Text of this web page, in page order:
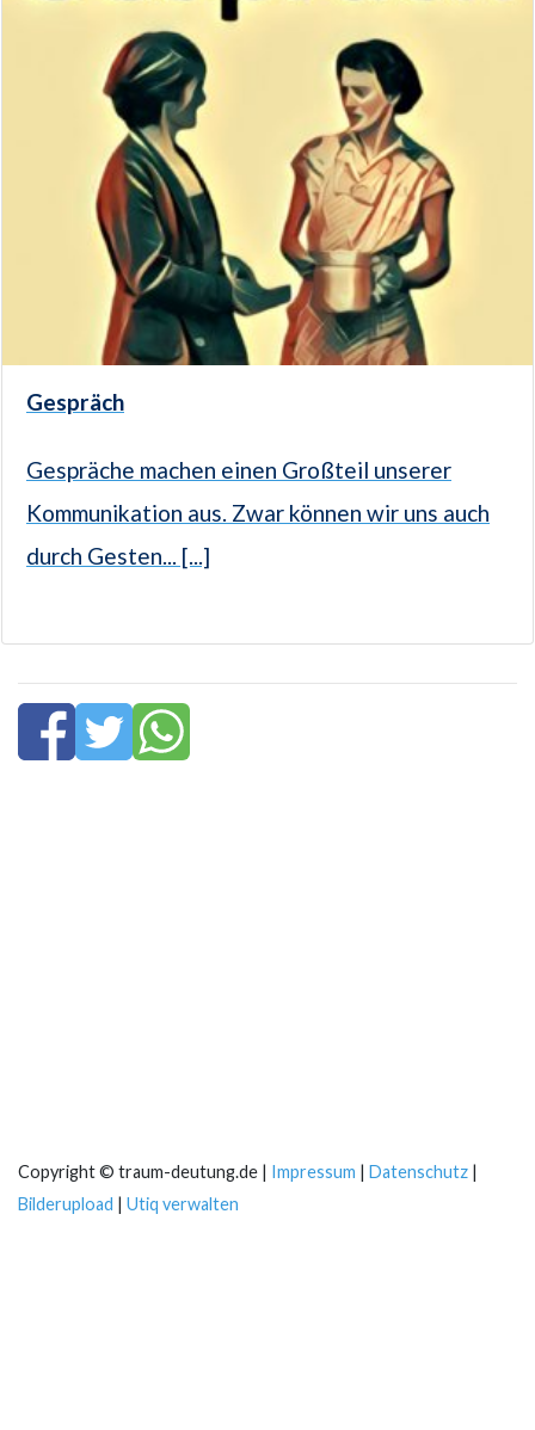
Gespräch
Gespräche machen einen Großteil unserer
Kommunikation aus. Zwar können wir uns auch
durch Gesten... [...]
Copyright © traum-deutung.de | Impressum | Datenschutz |
Bilderupload | Utiq verwalten